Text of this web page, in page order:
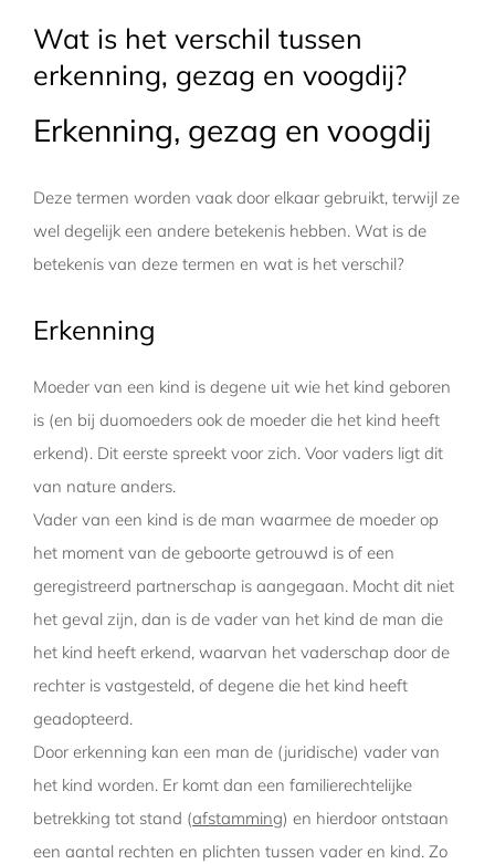
Wat is het verschil tussen
erkenning, gezag en voogdij?
Erkenning, gezag en voogdij
Deze termen worden vaak door elkaar gebruikt, terwijl ze
wel degelijk een andere betekenis hebben. Wat is de
betekenis van deze termen en wat is het verschil?
Erkenning
Moeder van een kind is degene uit wie het kind geboren
is (en bij duomoeders ook de moeder die het kind heeft
erkend). Dit eerste spreekt voor zich. Voor vaders ligt dit
van nature anders.
Vader van een kind is de man waarmee de moeder op
het moment van de geboorte getrouwd is of een
geregistreerd partnerschap is aangegaan. Mocht dit niet
het geval zijn, dan is de vader van het kind de man die
het kind heeft erkend, waarvan het vaderschap door de
rechter is vastgesteld, of degene die het kind heeft
geadopteerd.
Door erkenning kan een man de (juridische) vader van
het kind worden. Er komt dan een familierechtelijke
betrekking tot stand (afstamming) en hierdoor ontstaan
een aantal rechten en plichten tussen vader en kind. Zo